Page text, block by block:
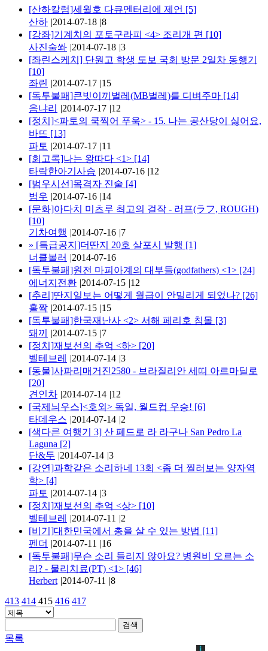
[산하칼럼]세월호 다큐멘터리에 제언 [5]
산하 |2014-07-18 |8
[강좌]기계치의 포토구라피 <4> 조리개 편 [10]
사진술쏴 |2014-07-18 |3
[좌린스케치] 단원고 학생 도보 국회 방문 2일차 동행기
[10]
좌린 |2014-07-17 |15
[독투불패]큰빗이끼벌레(MB벌레)를 디벼주마 [14]
음냐리
|2014-07-17 |12
[정치]<파토의 쿡찍어 푸욱> - 15. 나는 공산당이 싫어요,
바뜨 [13]
파토 |2014-07-17 |11
[회고록]나는 왕따다 <1> [14]
타락한아기사슴 |2014-07-16 |12
[범우시선]목격자 진술 [4]
범우 |2014-07-16 |14
[문화]아다치 미츠루 최고의 걸작 - 러프(ラフ, ROUGH)
[10]
기차여행 |2014-07-16 |7
» [특급공지]더딴지 20호 살포시 발행 [1]
너클볼러 |2014-07-16
[독투불패]원전 마피아계의 대부들(godfathers) <1> [24]
에너지전환 |2014-07-15 |12
[추리]딴지일보는 어떻게 월급이 안밀리게 되었나? [26]
홀짝 |2014-07-15 |15
[독투불패]한국재난사 <2> 서해 페리호 침몰 [3]
돼끼
|2014-07-15 |7
[정치]재보선의 추억 <하> [20]
벨테브레
|2014-07-14 |3
[동물]사파리매거진2580 - 브라질리안 세띠 아르마딜로
[20]
견인차 |2014-07-14 |12
[국제늬우스]<호외> 독일, 월드컵 우승! [6]
타데우스 |2014-07-14 |2
[색다른 여행기 3] 산 페드로 라 라구나 San Pedro La
Laguna [2]
단&두 |2014-07-14 |3
[강연]과학같은 소리하네 13회 <좀 더 찔러보는 양자역
학> [4]
파토 |2014-07-14 |3
[정치]재보선의 추억 <상> [10]
벨테브레
|2014-07-11 |2
[비기]대한민국에서 총을 살 수 있는 방법 [11]
펜더 |2014-07-11 |16
[독투불패]무슨 소리 들리지 않아요? 병원비 오르는 소
리? - 물리치료(PT) <1> [46]
Herbert |2014-07-11 |8
413 414 415 416 417
검색
목록